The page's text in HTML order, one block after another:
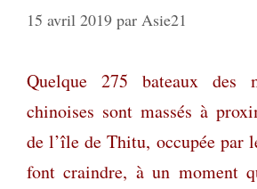
15 avril 2019 par Asie21
Quelque 275 bateaux des
chinoises sont massés à
de l’île de Thitu, occupée par
font craindre, à un moment